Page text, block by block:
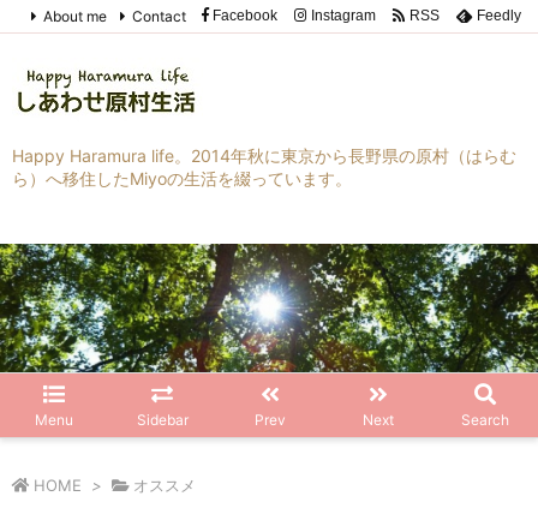
Happy Haramura life。2014年秋に東京から長野県の原村（はらむ
ら）へ移住したMiyoの生活を綴っています。
Menu Sidebar Prev Next Search
About me Contact Facebook Instagram RSS Feedly
HOME > オススメ